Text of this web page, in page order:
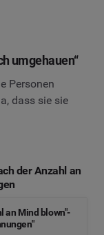
umgehauen“
Personen
dass sie sie
der Anzahl an
an Mind blown"-